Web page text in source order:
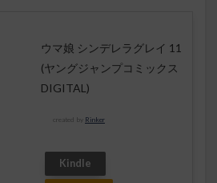
ウマ娘 シンデレラグレイ 11
(ヤングジャンプコミックス
DIGITAL)
created by Rinker
Kindle